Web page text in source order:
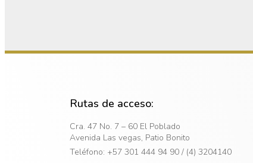
Rutas de acceso:
Cra. 47 No. 7 – 60 El Poblado
Avenida Las vegas, Patio Bonito
Teléfono: +57 301 444 94 90 / (4) 3204140